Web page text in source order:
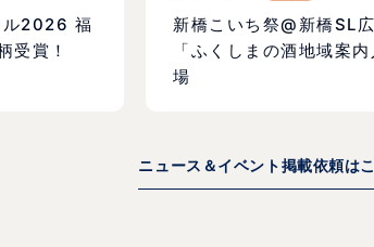
ル2026 福
受賞！
新橋こいち祭@新橋SL
「ふくしまの酒地域案
場
ニュース＆イベント掲載依頼は